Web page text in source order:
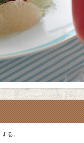
る。